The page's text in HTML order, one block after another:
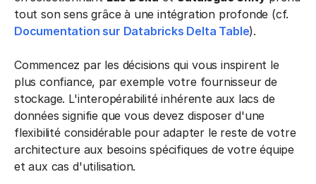
tout son sens grâce à une intégration profonde (cf.
Documentation sur Databricks Delta Table).
Commencez par les décisions qui vous inspirent le
plus confiance, par exemple votre fournisseur de
stockage. L'interopérabilité inhérente aux lacs de
données signifie que vous devez disposer d'une
flexibilité considérable pour adapter le reste de votre
architecture aux besoins spécifiques de votre équipe
et aux cas d'utilisation.